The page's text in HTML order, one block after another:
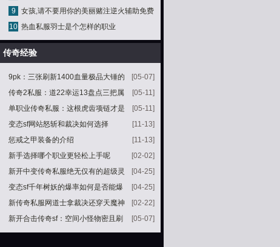
9
女孩,请不要用你的美丽赌注逆火辅助免费
版虚幻
10 热血私服羽士是个怎样的职业
传奇经验
[05-07]
9pk：三张刷新1400血量极品大锤的
地图两个容易被忽略
[05-11]
传奇2私服：道22幸运13盘点三把属
性超强的降魔
[05-11]
单职业传奇私服：这根虎齿项链才是
极限
[11-13]
变态sf网站怒斩和裁决如何选择
[11-13]
惩戒之甲装备的介绍
[02-02]
新手选择哪个职业更轻松上手呢
[04-25]
新开中变传奇私服绝无仅有的超级灵
魂战衣道术09
[04-25]
变态sf千年树妖的爆率如何是否能爆
裁决呢
[02-22]
新传奇私服网道士拿裁决还穿天魔神
甲少侠好手劲
[05-07]
新开合击传奇sf：空间小怪物密且刷
新邪恶钳虫最多的地图生死之间